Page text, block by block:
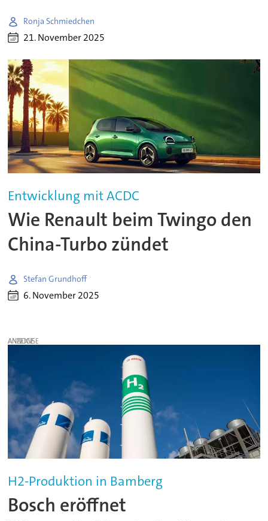
Ronja Schmiedchen
21. November 2025
Entwicklung mit ACDC
Wie Renault beim Twingo den
China-Turbo zündet
Stefan Grundhoff
6. November 2025
ANZEIGE
H2-Produktion in Bamberg
Bosch eröffnet